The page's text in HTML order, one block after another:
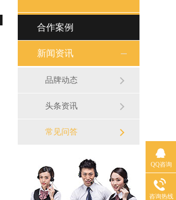
合作案例
新闻资讯
品牌动态
头条资讯
常见问答
QQ咨询
咨询热线